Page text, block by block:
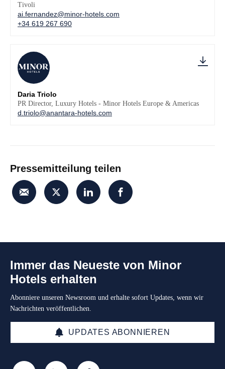
Tivoli
ai.fernandez@minor-hotels.com
+34 619 267 690
Daria Triolo
PR Director, Luxury Hotels - Minor Hotels Europe & Americas
d.triolo@anantara-hotels.com
Pressemitteilung teilen
Immer das Neueste von Minor
Hotels erhalten
Abonniere unseren Newsroom und erhalte sofort Updates, wenn wir
Nachrichten veröffentlichen.
UPDATES ABONNIEREN